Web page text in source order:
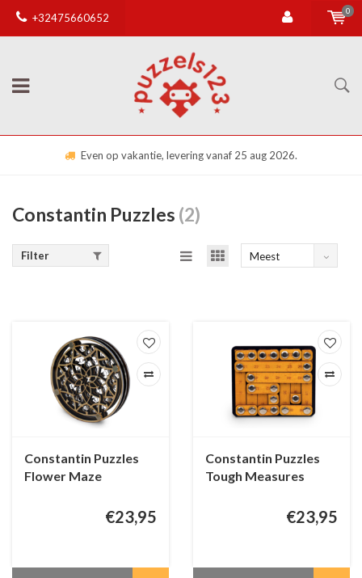
+32475660652
0
Even op vakantie, levering vanaf 25 aug 2026.
Constantin Puzzles (2)
Filter
Meest
Constantin Puzzles
Flower Maze
€23,95
Constantin Puzzles
Tough Measures
€23,95